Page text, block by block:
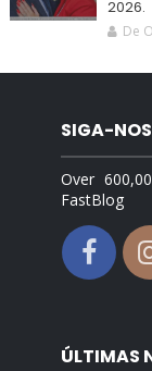
2026.
De
SIGA-NOS
Over
FastBlog
ÚLTIMAS